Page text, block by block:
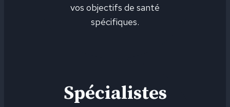
vos objectifs de santé
spécifiques.
Spécialistes